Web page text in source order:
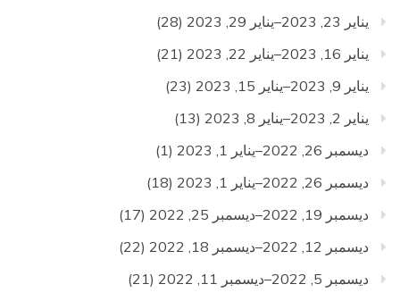
يناير 23, 2023–يناير 29, 2023
(28)
يناير 16, 2023–يناير 22, 2023
(21)
يناير 9, 2023–يناير 15, 2023
(23)
يناير 2, 2023–يناير 8, 2023
(13)
ديسمبر 26, 2022–يناير 1, 2023
(1)
ديسمبر 26, 2022–يناير 1, 2023
(18)
ديسمبر 19, 2022–ديسمبر 25, 2022
(17)
ديسمبر 12, 2022–ديسمبر 18, 2022
(22)
ديسمبر 5, 2022–ديسمبر 11, 2022
(21)